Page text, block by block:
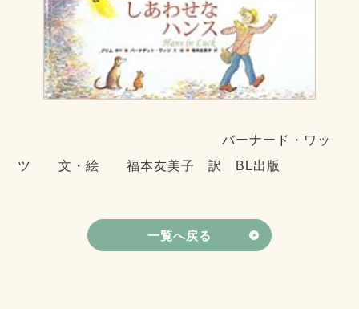
バーナード・ワッ
ツ 文・絵 福本友美子 訳 BL出版
一覧へ戻る